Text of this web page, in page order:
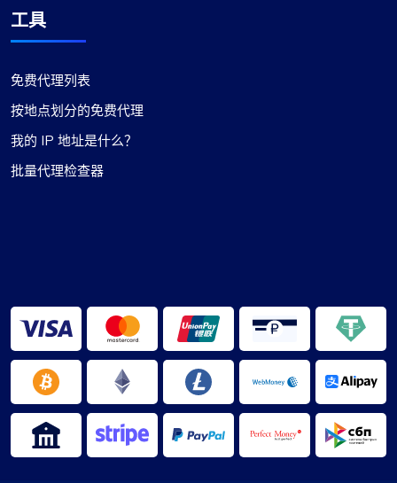
绝对是首选。
工具
免费代理列表
按地点划分的免费代理
我的 IP 地址是什么？
批量代理检查器